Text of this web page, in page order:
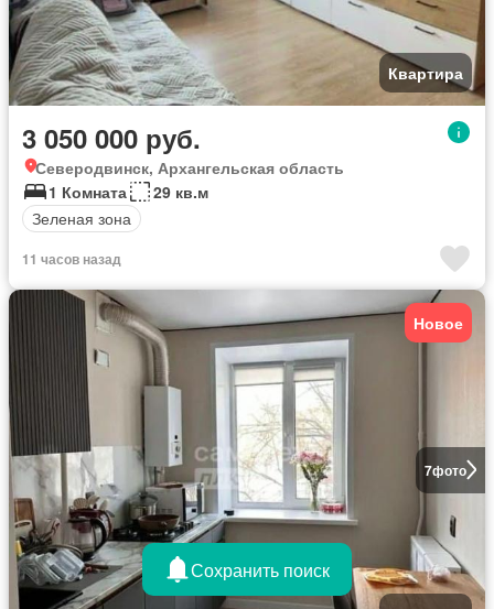
Квартира
3 050 000 руб.
Северодвинск, Архангельская область
1 Комната
29 кв.м
Зеленая зона
11 часов назад
7фото
Новое
Сохранить поиск